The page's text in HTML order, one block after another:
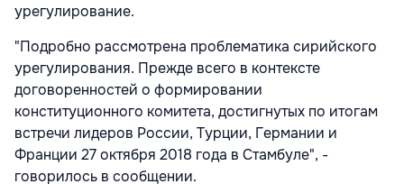
урегулирование.
"Подробно рассмотрена проблематика сирийского
урегулирования. Прежде всего в контексте
договоренностей о формировании
конституционного комитета, достигнутых по итогам
встречи лидеров России, Турции, Германии и
Франции 27 октября 2018 года в Стамбуле", -
говорилось в сообщении.